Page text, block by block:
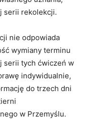
serii rekolekcji.
nie odpowiada
wymiany terminu
serii tych ćwiczeń w
indywidualnie,
do trzech dni
w Przemyślu.